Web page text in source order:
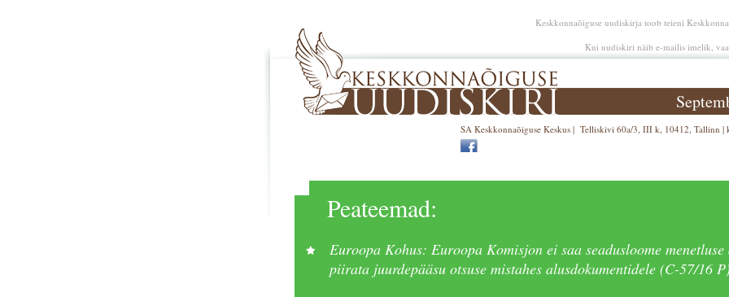
Keskkonnaõiguse uudiskirja toob teieni
Kui uudiskiri näib e-mailis imelik,
SA Keskkonnaõiguse Keskus | Telliskivi 60a/3, III k, 10412, Tallinn |
Peateemad:
Euroopa Kohus: Euroopa Komisjon ei saa seadusloome
piirata juurdepääsu otsuse mistahes alusdokumentidele (C-57/16